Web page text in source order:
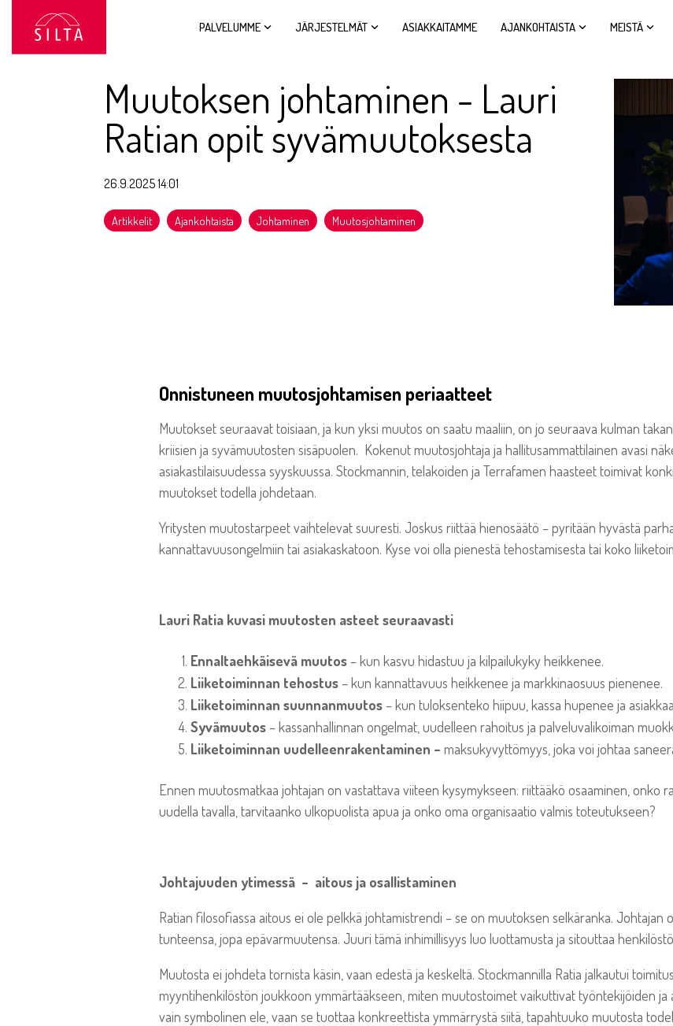
sisältöön.
PALVELUMME JÄRJESTELMÄT ASIAKKAITAMME AJANKOHTAISTA MEISTÄ
Muutoksen johtaminen - Lauri
Ratian opit syvämuutoksesta
26.9.2025 14:01
Artikkelit Ajankohtaista Johtaminen Muutosjohtaminen
Onnistuneen muutosjohtamisen periaatteet
Muutokset seuraavat toisiaan, ja kun yksi muutos on saatu maaliin, on jo seuraava kulman
kriisien ja syvämuutosten sisäpuolen. Kokenut muutosjohtaja ja hallitusammattilainen avasi
asiakastilaisuudessa syyskuussa. Stockmannin, telakoiden ja Terrafamen haasteet toimivat
muutokset todella johdetaan.
Yritysten muutostarpeet vaihtelevat suuresti. Joskus riittää hienosäätö – pyritään hyvästä
kannattavuusongelmiin tai asiakaskatoon. Kyse voi olla pienestä tehostamisesta tai koko
Lauri Ratia kuvasi muutosten asteet seuraavasti
Ennaltaehkäisevä muutos – kun kasvu hidastuu ja kilpailukyky heikkenee.
Liiketoiminnan tehostus – kun kannattavuus heikkenee ja markkinaosuus pienenee.
Liiketoiminnan suunnanmuutos – kun tuloksenteko hiipuu, kassa hupenee ja
Syvämuutos – kassanhallinnan ongelmat, uudelleen rahoitus ja palveluvalikoiman
Liiketoiminnan uudelleenrakentaminen – maksukyvyttömyys, joka voi johtaa
Ennen muutosmatkaa johtajan on vastattava viiteen kysymykseen: riittääkö osaaminen, onko
uudella tavalla, tarvitaanko ulkopuolista apua ja onko oma organisaatio valmis toteutukseen?
Johtajuuden ytimessä ­– aitous ja osallistaminen
Ratian filosofiassa aitous ei ole pelkkä johtamistrendi – se on muutoksen selkäranka. Johtajan
tunteensa, jopa epävarmuutensa. Juuri tämä inhimillisyys luo luottamusta ja sitouttaa
Muutosta ei johdeta tornista käsin, vaan edestä ja keskeltä. Stockmannilla Ratia jalkautui
myyntihenkilöstön joukkoon ymmärtääkseen, miten muutostoimet vaikuttivat työntekijöiden ja
vain symbolinen ele, vaan se tuottaa konkreettista ymmärrystä siitä, tapahtuuko muutosta